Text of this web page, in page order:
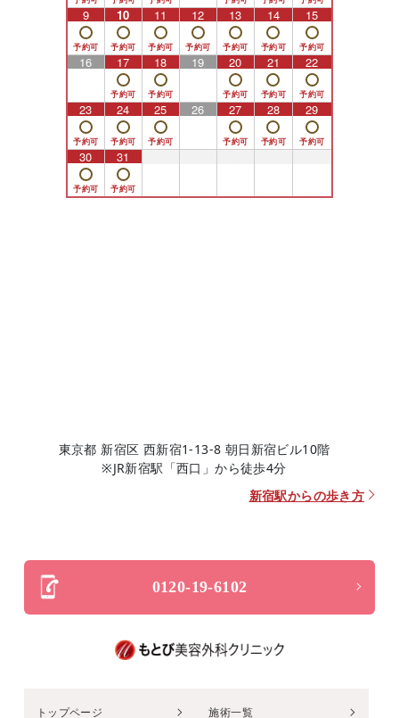
9 10 11 12 13 14 15
16 17 18 19 20 21 22
23 24 25 26 27 28 29
30 31
東京都 新宿区 西新宿1-13-8 朝日新宿ビル10階
※JR新宿駅「西口」から徒歩4分
新宿駅からの歩き方
0120-19-6102
トップページ 施術一覧